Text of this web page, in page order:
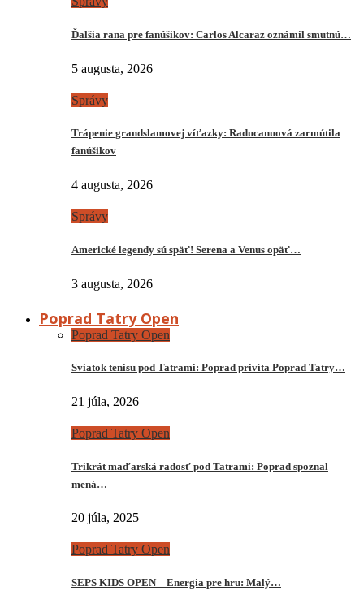
Ďalšia rana pre fanúšikov: Carlos Alcaraz oznámil smutnú…
5 augusta, 2026
Správy
Trápenie grandslamovej víťazky: Raducanuová zarmútila
fanúšikov
4 augusta, 2026
Správy
Americké legendy sú späť! Serena a Venus opäť…
3 augusta, 2026
Poprad Tatry Open
Poprad Tatry Open
Sviatok tenisu pod Tatrami: Poprad privíta Poprad Tatry…
21 júla, 2026
Poprad Tatry Open
Trikrát maďarská radosť pod Tatrami: Poprad spoznal
mená…
20 júla, 2025
Poprad Tatry Open
SEPS KIDS OPEN – Energia pre hru: Malý…